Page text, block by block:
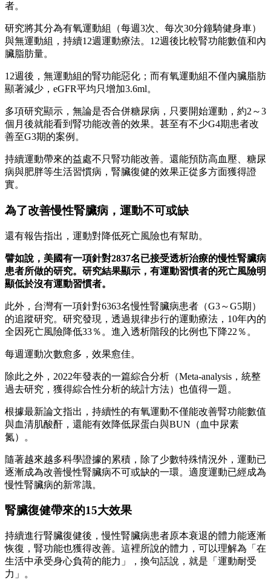
者。
研究將其分為有氧運動組（每週3次、每次30分鐘騎健身車）
與無運動組，持續12週運動療法。12週後比較腎功能數值和內
臟脂肪量。
12週後，無運動組的腎功能惡化；而有氧運動組不僅內臟脂肪
顯著減少，eGFR平均只增加3.6ml。
多項研究顯示，無論是否合併糖尿病，只要開始運動，約2～3
個月後就能看到腎功能改善的效果。甚至有不少G4期患者改
善至G3期的案例。
持續運動帶來的益處不只腎功能改善。還能預防高血壓、糖尿
病與肥胖等生活習慣病，腎臟復健的效果正從多方面獲得證
實。
為了改善慢性腎臟病，運動不可或缺
還有報告指出，運動對降低死亡風險也有幫助。
譬如說，美國有一項針對2837名已接受透析治療的慢性腎臟病
患者所做的研究。研究結果顯示，有運動習慣者的死亡風險明
顯低於沒有運動習慣者。
此外，台灣有一項針對6363名慢性腎臟病患者（G3～G5期）
的追蹤研究。研究發現，透過規律步行的運動療法，10年內的
全因死亡風險降低33％。進入透析階段的比例也下降22％。
每週運動次數愈多，效果愈佳。
除此之外，2022年發表的一篇綜合分析（Meta-analysis，統整
過去研究，獲得綜合性分析的統計方法）也值得一題。
根據最新論文指出，持續性的有氧運動不僅能改善腎功能數值
與血清肌酸酐，還能有效降低尿蛋白與BUN（血中尿素
氮）。
隨著越來越多科學證據的累積，除了少數特殊情況外，運動已
逐漸成為改善慢性腎臟病不可或缺的一環。適度運動已經成為
慢性腎臟病的新常識。
腎臟復健帶來的15大效果
持續進行腎臟復健後，慢性腎臟病患者原本衰退的體力能逐漸
恢復，腎功能也獲得改善。這裡所說的體力，可以理解為「在
生活中承受身心負荷的能力」，換句話說，就是「運動耐受
力」。